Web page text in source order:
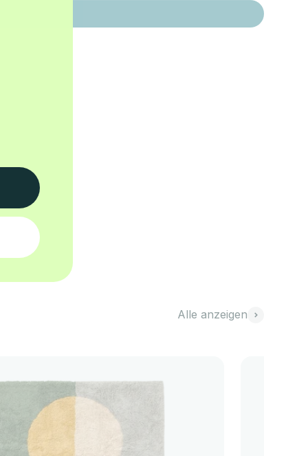
Alle anzeigen